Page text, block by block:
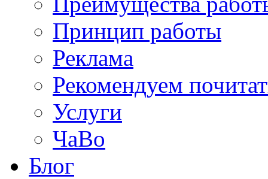
Принцип работы
Реклама
Рекомендуем
Услуги
ЧаВо
Блог